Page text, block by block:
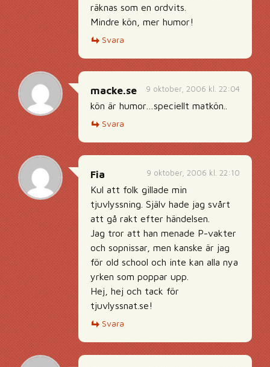
räknas som en ordvits.
Mindre kön, mer humor!
Svara
9 oktober, 2006 kl. 22:04
macke.se
kön är humor…speciellt matkön..
Svara
9 oktober, 2006 kl. 22:10
Fia
Kul att folk gillade min
tjuvlyssning. Själv hade jag svårt
att gå rakt efter händelsen.
Jag tror att han menade P-vakter
och sopnissar, men kanske är jag
för old school och inte kan alla nya
yrken som poppar upp.
Hej, hej och tack för
tjuvlyssnat.se!
Svara